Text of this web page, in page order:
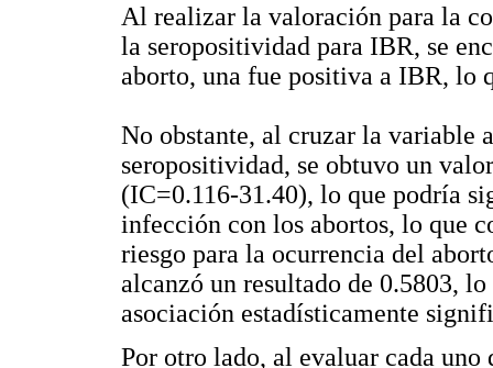
Al realizar la valoración para la
la seropositividad para IBR, se
aborto, una fue positiva a IBR, lo
No obstante, al cruzar la variable
seropositividad, se obtuvo un
(IC=0.116-31.40), lo que podría
infección con los abortos, lo que
riesgo para la ocurrencia del
alcanzó un resultado de 0.5803,
asociación estadísticamente
Por otro lado, al evaluar cada uno